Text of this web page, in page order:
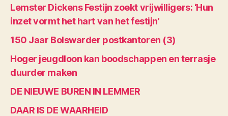
Lemster Dickens Festijn zoekt vrijwilligers: ‘Hun
inzet vormt het hart van het festijn’
150 Jaar Bolswarder postkantoren (3)
Hoger jeugdloon kan boodschappen en terrasje
duurder maken
DE NIEUWE BUREN IN LEMMER
DAAR IS DE WAARHEID